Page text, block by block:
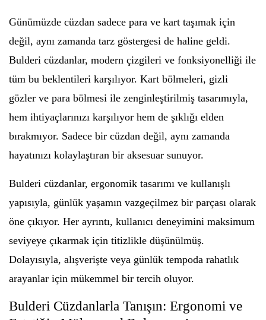
Günümüzde cüzdan sadece para ve kart taşımak için
değil, aynı zamanda tarz göstergesi de haline geldi.
Bulderi cüzdanlar, modern çizgileri ve fonksiyonelliği ile
tüm bu beklentileri karşılıyor. Kart bölmeleri, gizli
gözler ve para bölmesi ile zenginleştirilmiş tasarımıyla,
hem ihtiyaçlarınızı karşılıyor hem de şıklığı elden
bırakmıyor. Sadece bir cüzdan değil, aynı zamanda
hayatınızı kolaylaştıran bir aksesuar sunuyor.
Bulderi cüzdanlar, ergonomik tasarımı ve kullanışlı
yapısıyla, günlük yaşamın vazgeçilmez bir parçası olarak
öne çıkıyor. Her ayrıntı, kullanıcı deneyimini maksimum
seviyeye çıkarmak için titizlikle düşünülmüş.
Dolayısıyla, alışverişte veya günlük tempoda rahatlık
arayanlar için mükemmel bir tercih oluyor.
Bulderi Cüzdanlarla Tanışın: Ergonomi ve